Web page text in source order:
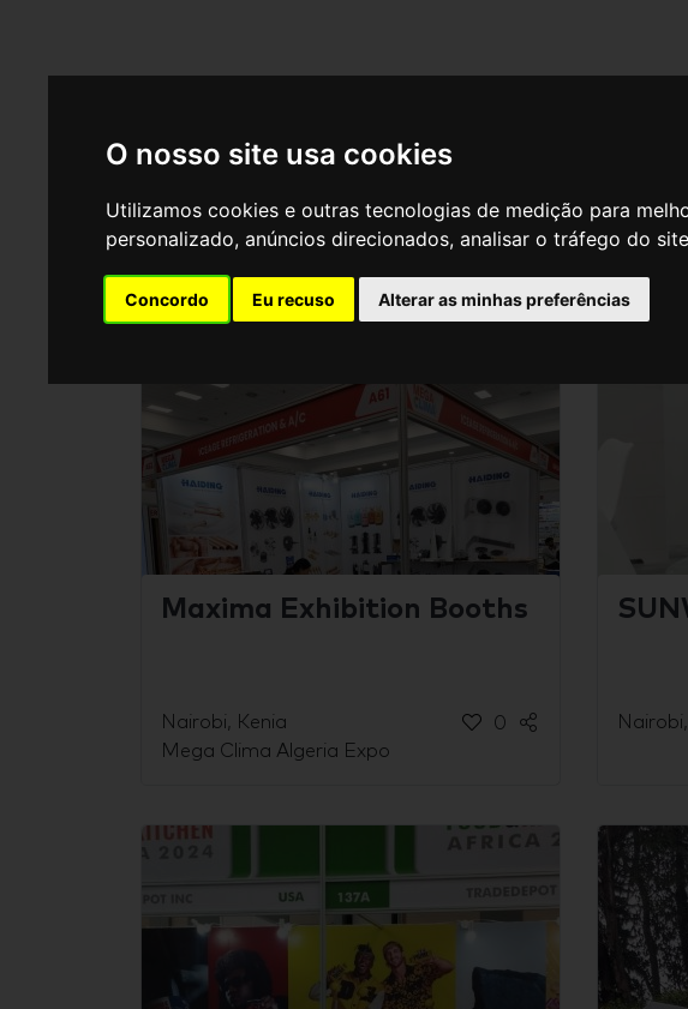
O nosso site usa cookies
Utilizamos cookies e outras tecnologias de medição para
personalizado, anúncios direcionados, analisar o tráfego do
Concordo Eu recuso Alterar as minhas preferências
Maxima Exhibition Booths
Nairobi, Kenia
Mega Clima Algeria Expo
0